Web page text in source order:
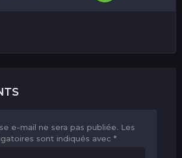
e-mail ne sera pas publiée. Les
sont indiqués avec *